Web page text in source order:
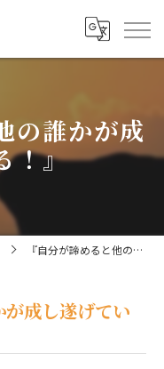
の誰かが成
！』
『自分が諦めると他の誰かが成し遂げている！』
が成し遂げてい